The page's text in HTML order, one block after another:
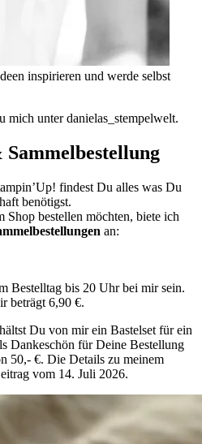
inspirieren und werde selbst
mich unter danielas_stempelwelt.
findest Du alles was Du
benötigst.
bestellen möchten, biete ich
an:
Bestelltag bis 20 Uhr bei mir sein.
beträgt 6,90 €.
Du von mir ein Bastelset für ein
Dankeschön für Deine Bestellung
50,- €. Die Details zu meinem
vom 14. Juli 2026.